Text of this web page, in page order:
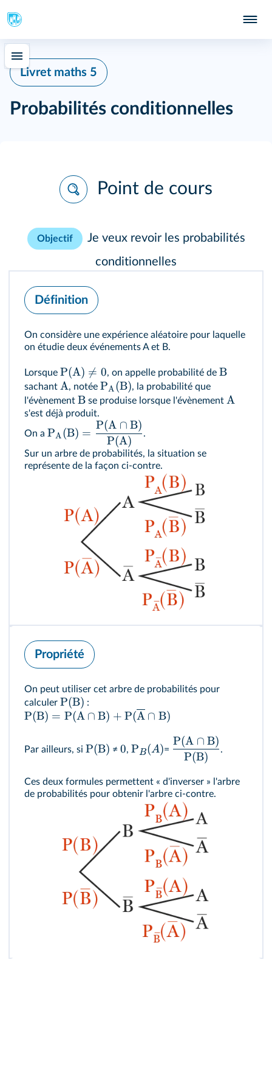
Livret maths 5
Probabilités conditionnelles
Point de cours
Objectif
Je veux revoir les probabilités
conditionnelles
Définition
On considère une expérience aléatoire pour laquelle
on étudie deux événements A et B.
Lorsque P(A) 
= 0, on appelle probabilité de B
sachant A, notée PA(B), la probabilité que
l'évènement B se produise lorsque l'évènement A
s'est déjà produit.
On a PA(B) =
P(A)
P(A ∩ B)
.
Sur un arbre de probabilités, la situation se
représente de la façon ci-contre.
Propriété
On peut utiliser cet arbre de probabilités pour
calculer P(B) :
P(B) = P(A ∩ B) + P(A ∩ B)
Par ailleurs, si P(B) ≠ 0, PB(A)=
P(B)
P(A ∩ B)
.
Ces deux formules permettent « d'inverser » l'arbre
de probabilités pour obtenir l'arbre ci-contre.